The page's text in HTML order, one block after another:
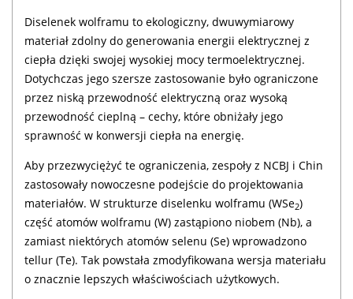
Diselenek wolframu to ekologiczny, dwuwymiarowy
materiał zdolny do generowania energii elektrycznej z
ciepła dzięki swojej wysokiej mocy termoelektrycznej.
Dotychczas jego szersze zastosowanie było ograniczone
przez niską przewodność elektryczną oraz wysoką
przewodność cieplną – cechy, które obniżały jego
sprawność w konwersji ciepła na energię.
Aby przezwyciężyć te ograniczenia, zespoły z NCBJ i Chin
zastosowały nowoczesne podejście do projektowania
materiałów. W strukturze diselenku wolframu (WSe2)
część atomów wolframu (W) zastąpiono niobem (Nb), a
zamiast niektórych atomów selenu (Se) wprowadzono
tellur (Te). Tak powstała zmodyfikowana wersja materiału
o znacznie lepszych właściwościach użytkowych.